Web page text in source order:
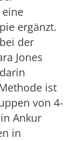
ergänzt.
der
Jones
ist
von 4-
Ankur
in